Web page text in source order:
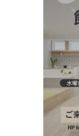
キャンペ
家づくり
企業情報
お問い合